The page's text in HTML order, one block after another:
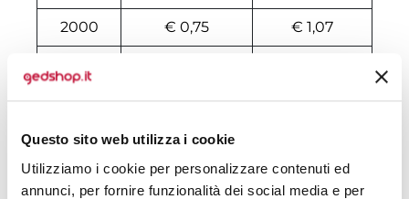
Questo sito web utilizza i cookie
Utilizziamo i cookie per personalizzare contenuti ed
annunci, per fornire funzionalità dei social media e per
2000 € 0,75 € 1,07
4000 € 0,71 € 1,03
5000 € 0,69
6000 € 0,68 € 1,00